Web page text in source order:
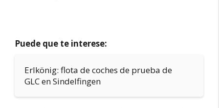
Puede que te interese:
Erlkönig: flota de coches de prueba de
GLC en Sindelfingen